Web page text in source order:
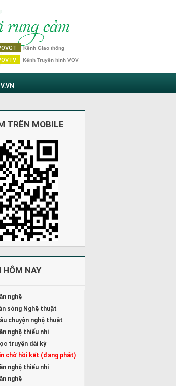
Kênh Giao thông
Kênh Truyền hình VOV
TRÊN MOBILE
NAY
nghệ
sóng Nghệ thuật
chuyện nghệ thuật
nghệ thiếu nhi
truyện dài kỳ
chờ hồi kết (đang phát)
nghệ thiếu nhi
nghệ